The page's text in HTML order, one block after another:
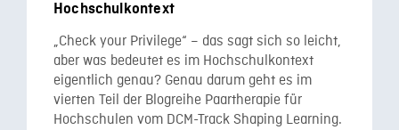
Hochschulkontext
„Check your Privilege“ – das sagt sich so leicht,
aber was bedeutet es im Hochschulkontext
eigentlich genau? Genau darum geht es im
vierten Teil der Blogreihe Paartherapie für
Hochschulen vom DCM-Track Shaping Learning.